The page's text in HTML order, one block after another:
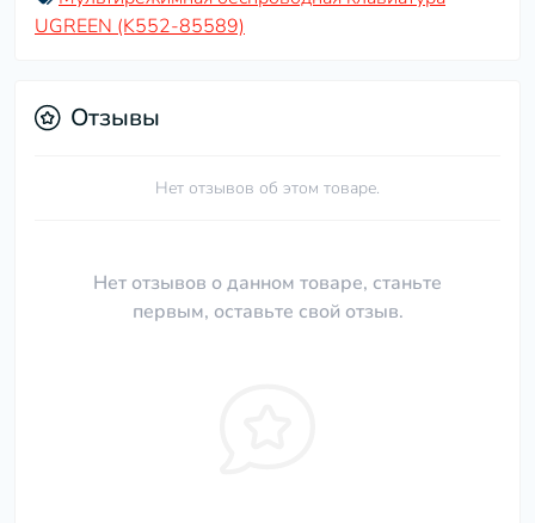
UGREEN (K552-85589)
Отзывы
Нет отзывов об этом товаре.
Нет отзывов о данном товаре, станьте
первым, оставьте свой отзыв.